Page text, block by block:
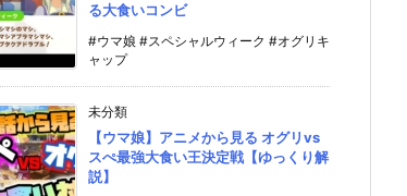
る大食いコンビ
#ウマ娘 #スペシャルウィーク #オグリキ
ャップ
未分類
【ウマ娘】アニメから見る オグリvs
スぺ最強大食い王決定戦【ゆっくり解
説】